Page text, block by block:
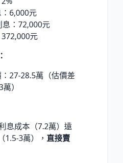
6,000元
息：72,000元
元
27-28.5萬（估價差
）
息成本（7.2萬）遠
1.5-3萬）， 直接賣